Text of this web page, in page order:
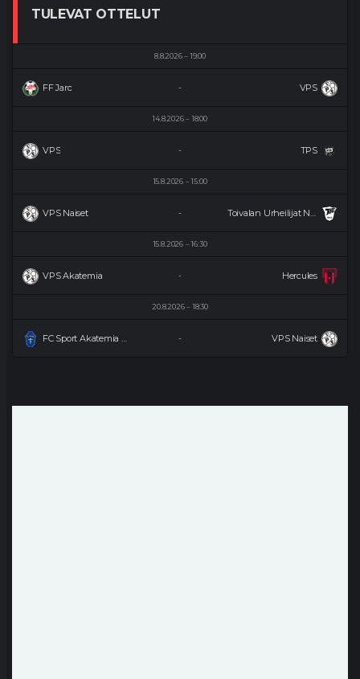
TULEVAT OTTELUT
8.8.2026 19:00
FF Jaro VPS
-
14.8.2026 18:00
VPS TPS
-
15.8.2026 15:00
VPS Naiset -
15.8.2026 16:30
VPS Akatemia Hercules
-
20.8.2026 18:30
VPS Naiset
-